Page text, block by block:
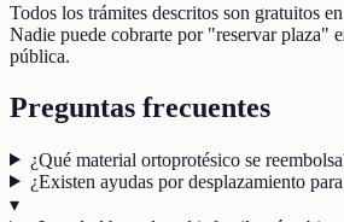
Todos los trámites descritos son gratuitos
Nadie puede cobrarte por "reservar plaza"
pública.
Preguntas frecuentes
¿Qué material ortoprotésico se
¿Existen ayudas por desplazamiento
▾